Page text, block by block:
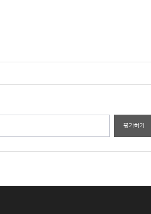
평가하기